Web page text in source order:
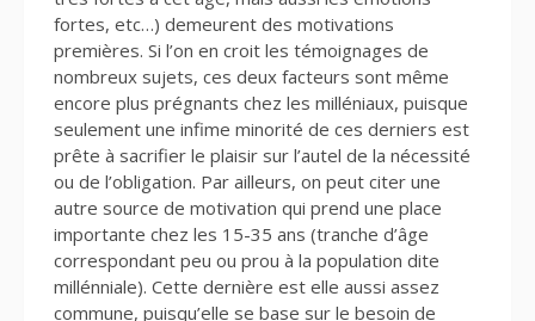
fortes, etc…) demeurent des motivations
premières. Si l’on en croit les témoignages de
nombreux sujets, ces deux facteurs sont même
encore plus prégnants chez les milléniaux, puisque
seulement une infime minorité de ces derniers est
prête à sacrifier le plaisir sur l’autel de la nécessité
ou de l’obligation. Par ailleurs, on peut citer une
autre source de motivation qui prend une place
importante chez les 15-35 ans (tranche d’âge
correspondant peu ou prou à la population dite
millénniale). Cette dernière est elle aussi assez
commune, puisqu’elle se base sur le besoin de